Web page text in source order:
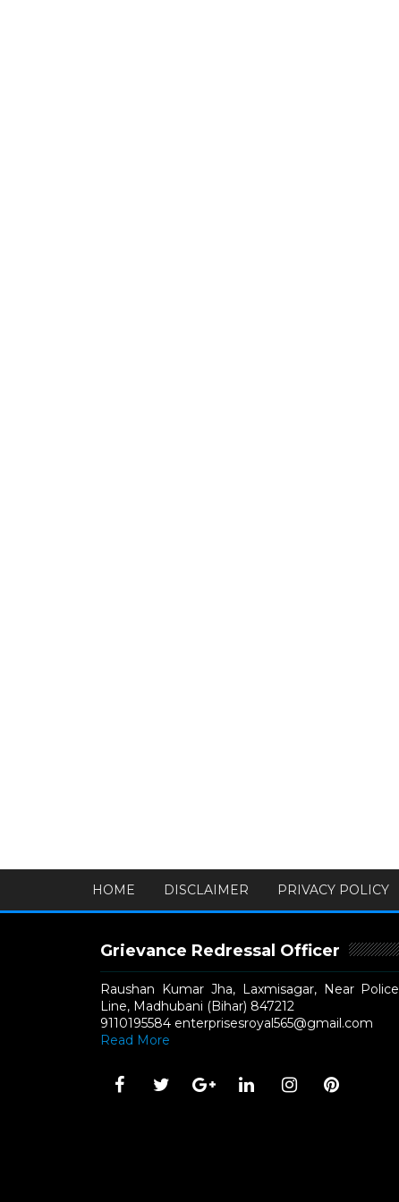
HOME DISCLAIMER PRIVACY POLICY
Grievance Redressal Officer
Raushan Kumar Jha, Laxmisagar, Near Police
Line, Madhubani (Bihar) 847212
9110195584 enterprisesroyal565@gmail.com
Read More